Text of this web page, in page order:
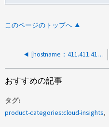
このページのトップへ
[hostname：411.411.411.411、subDatasourceName："コレクタ名"]のONTAPタイプを特定できませんでした。理由：指定したSVMが見つかりません
おすすめの記事
タグ
product-categories:cloud-insights